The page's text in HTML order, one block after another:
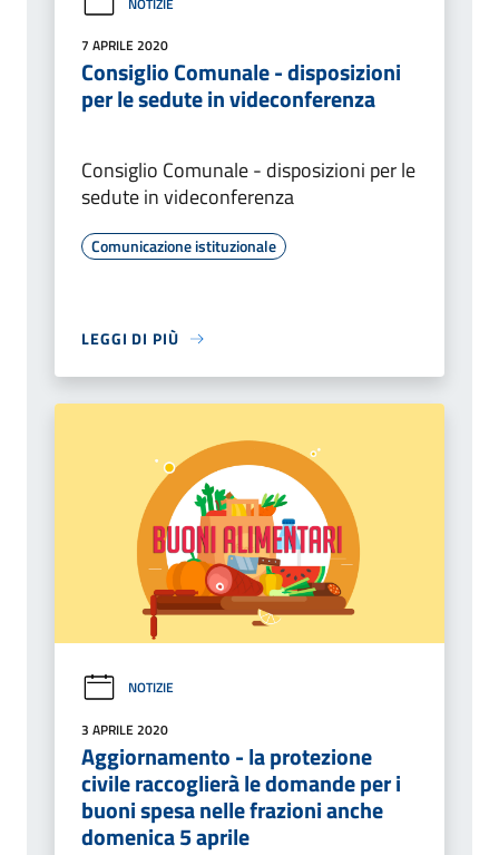
7 APRILE 2020
Consiglio Comunale - disposizioni
per le sedute in videconferenza
Consiglio Comunale - disposizioni per le
sedute in videconferenza
Comunicazione istituzionale
LEGGI DI PIÙ
NOTIZIE
3 APRILE 2020
Aggiornamento - la protezione
civile raccoglierà le domande per i
buoni spesa nelle frazioni anche
domenica 5 aprile